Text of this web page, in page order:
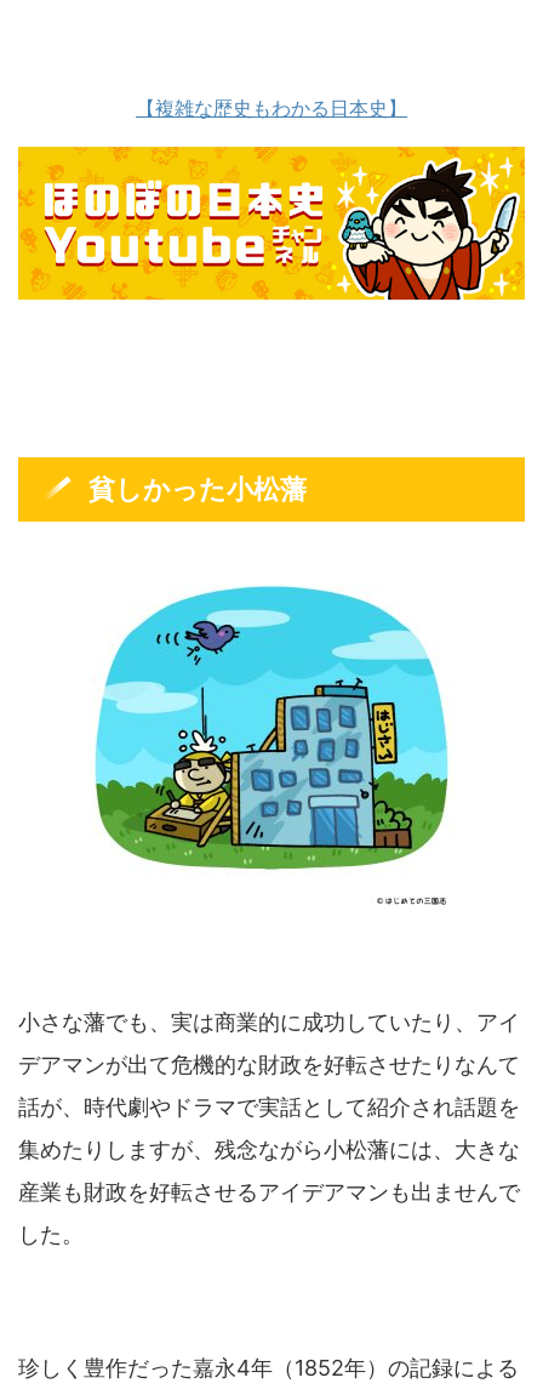
【複雑な歴史もわかる日本史】
貧しかった小松藩
小さな藩でも、実は商業的に成功していたり、アイ
デアマンが出て危機的な財政を好転させたりなんて
話が、時代劇やドラマで実話として紹介され話題を
集めたりしますが、残念ながら小松藩には、大きな
産業も財政を好転させるアイデアマンも出ませんで
した。
珍しく豊作だった嘉永4年（1852年）の記録による